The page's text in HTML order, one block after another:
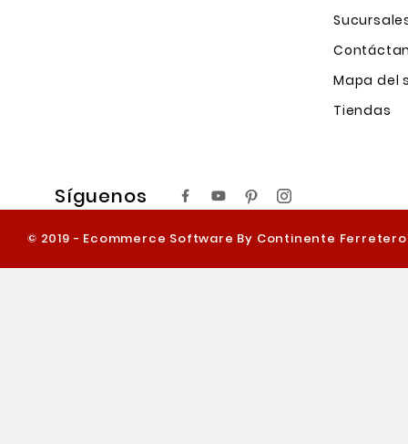
Mapa del
Tiendas
Síguenos
© 2019 - Ecommerce Software By Continente